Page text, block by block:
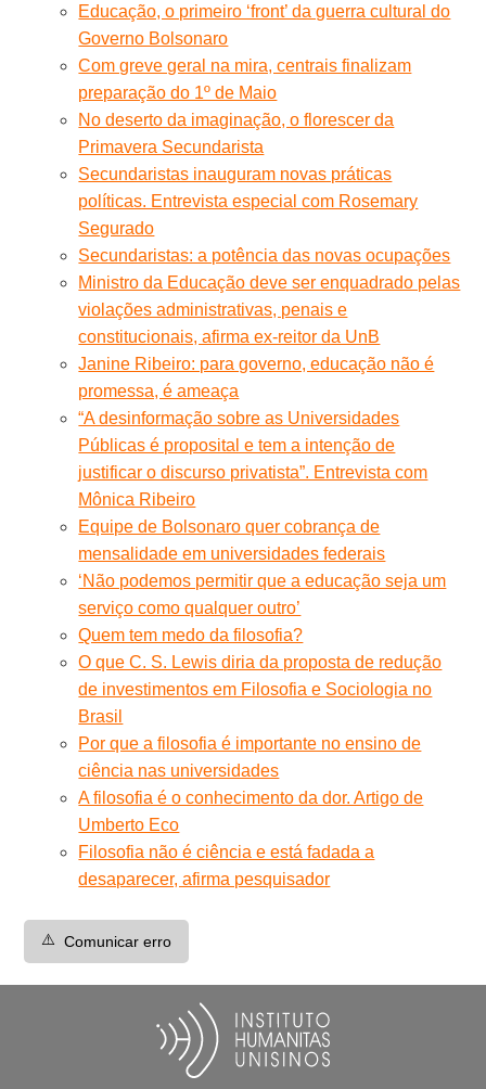
Educação, o primeiro ‘front’ da guerra cultural do
Governo Bolsonaro
Com greve geral na mira, centrais finalizam
preparação do 1º de Maio
No deserto da imaginação, o florescer da
Primavera Secundarista
Secundaristas inauguram novas práticas
políticas. Entrevista especial com Rosemary
Segurado
Secundaristas: a potência das novas ocupações
Ministro da Educação deve ser enquadrado pelas
violações administrativas, penais e
constitucionais, afirma ex-reitor da UnB
Janine Ribeiro: para governo, educação não é
promessa, é ameaça
“A desinformação sobre as Universidades
Públicas é proposital e tem a intenção de
justificar o discurso privatista”. Entrevista com
Mônica Ribeiro
Equipe de Bolsonaro quer cobrança de
mensalidade em universidades federais
‘Não podemos permitir que a educação seja um
serviço como qualquer outro’
Quem tem medo da filosofia?
O que C. S. Lewis diria da proposta de redução
de investimentos em Filosofia e Sociologia no
Brasil
Por que a filosofia é importante no ensino de
ciência nas universidades
A filosofia é o conhecimento da dor. Artigo de
Umberto Eco
Filosofia não é ciência e está fadada a
desaparecer, afirma pesquisador
⚠️ Comunicar erro